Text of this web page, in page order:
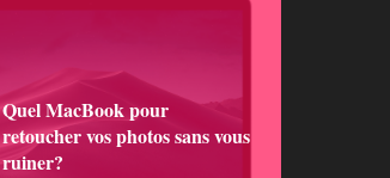
Quel MacBook pour
retoucher vos photos sans vous
ruiner?